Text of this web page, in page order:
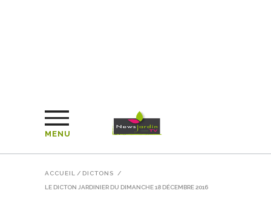
MENU
ACCUEIL / DICTONS /
LE DICTON JARDINIER DU DIMANCHE 18 DÉCEMBRE 2016